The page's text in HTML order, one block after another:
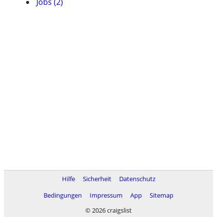
Hilfe Sicherheit
Datenschutz
Bedingungen
Impressum App
Sitemap
© 2026 craigslist